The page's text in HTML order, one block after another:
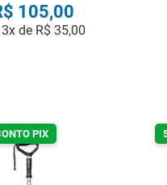
105,00
3x de R$ 35,00
PIX